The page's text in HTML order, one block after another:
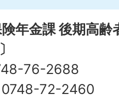
年金課 後期高
76-2688
0748-72-2460